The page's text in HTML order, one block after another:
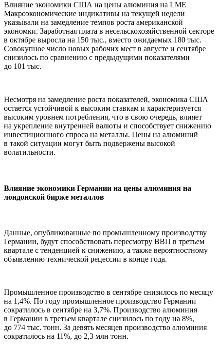
Влияние экономики США на цены алюминия на LME
Макроэкономические индикативы на текущей недели
указывали на замедление темпов роста американской
экономки. Заработная плата в несельскохозяйственной секторе
в октябре выросла на 150 тыс., вместо ожидаемых 180 тыс.
Совокупное число новых рабочих мест в августе и сентябре
снизилось по сравнению с предыдущими показателями
до 101 тыс.
Несмотря на замедление роста показателей, экономика США
остается устойчивой к высоким ставкам и характеризуется
высоким уровнем потребления, что в свою очередь, влияет
на укрепление внутренней валюты и способствует снижению
инвестиционного спроса на металлы. Цены на алюминий
в такой ситуации могут быть подвержены высокой
волатильности.
Влияние экономики Германии на цены алюминия на
лондонской бирже металлов
Данные, опубликованные по промышленному производству
Германии, будут способствовать пересмотру ВВП в третьем
квартале с тенденцией к снижению, а также вероятностному
объявлению технической рецессии в конце года.
Промышленное производство в сентябре снизилось по месяцу
на 1,4%. По году промышленное производство Германии
сократилось в сентябре на 3,7%. Производство алюминия
в Германии в третьем квартале снизилось по году на 8%,
до 774 тыс. тонн. За девять месяцев производство алюминия
сократилось на 11%, до 2,3 млн тонн.